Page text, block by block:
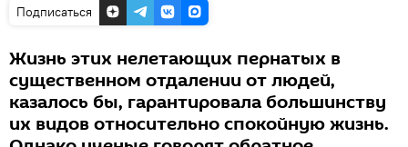
Подписаться
Жизнь этих нелетающих пернатых в
существенном отдалении от людей,
казалось бы, гарантировала большинству
их видов относительно спокойную жизнь.